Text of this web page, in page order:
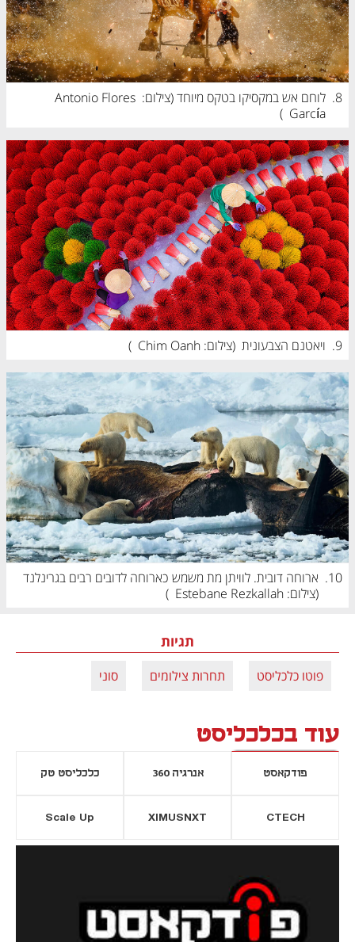
8. לוחם אש במקסיקו בטקס מיוחד (
צילום: Antonio Flores
García
)
9. ויאטנם הצבעונית  (צילום: Chim Oanh )
10.
(צילום: Estebane Rezkallah )
תגיות
פוטו כלכליסט תחרות צילומים סוני
עוד בכלכליסט
פודקאסט אנרגיה 360 כלכליסט טק
CTECH
XIMUSNXT
Scale Up
נפתח בכרטיסייה חדשה חדשה